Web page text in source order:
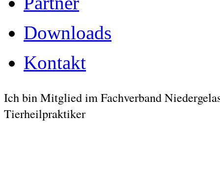
Downloads
Kontakt
Ich bin Mitglied im Fachverband
Tierheilpraktiker